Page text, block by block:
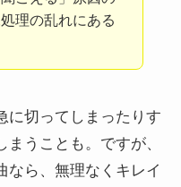
理の乱れにある
に切ってしまったりす
うことも。ですが、
なら、無理なくキレイ